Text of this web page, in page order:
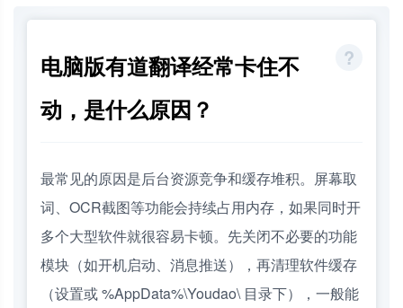
电脑版有道翻译经常卡住不
动，是什么原因？
最常见的原因是后台资源竞争和缓存堆积。屏幕取
词、OCR截图等功能会持续占用内存，如果同时开
多个大型软件就很容易卡顿。先关闭不必要的功能
模块（如开机启动、消息推送），再清理软件缓存
（设置或 %AppData%\Youdao\ 目录下），一般能